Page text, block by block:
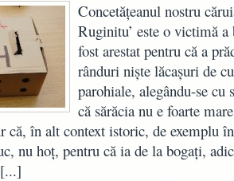
Concetățeanul nostru
Ruginitu’ este o victimă
fost arestat pentru că a
rânduri niște lăcașuri de
parohiale, alegându-se cu
că sărăcia nu e foarte
că, în alt context istoric, de exemplu
nu hoț, pentru că ia de la bogați,
[...]